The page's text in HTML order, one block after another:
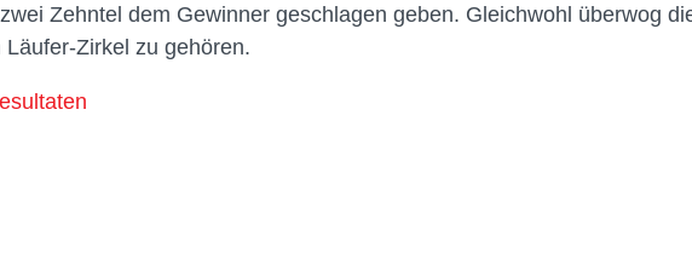
Zehntel dem Gewinner geschlagen geben. Gleichwohl überwog
Zirkel zu gehören.